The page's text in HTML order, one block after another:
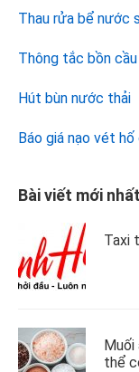
Thau rửa bể nước
Thông tắc bồn cầu
Hút bùn nước thải
Báo giá nạo vét hố
Bài viết mới nhất
Taxi
Muối
thể